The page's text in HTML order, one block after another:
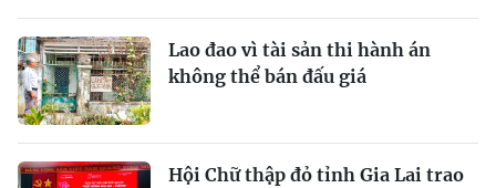
Lao đao vì tài sản thi hành án
không thể bán đấu giá
Hội Chữ thập đỏ tỉnh Gia Lai trao